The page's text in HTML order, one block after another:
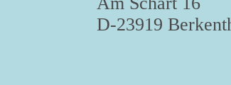
D-23919